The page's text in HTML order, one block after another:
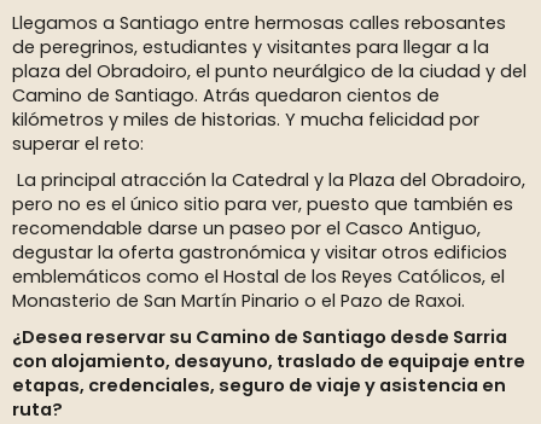
Llegamos a Santiago entre hermosas calles rebosantes
de peregrinos, estudiantes y visitantes para llegar a la
plaza del Obradoiro, el punto neurálgico de la ciudad y del
Camino de Santiago. Atrás quedaron cientos de
kilómetros y miles de historias. Y mucha felicidad por
superar el reto:
La principal atracción la Catedral y la Plaza del Obradoiro,
pero no es el único sitio para ver, puesto que también es
recomendable darse un paseo por el Casco Antiguo,
degustar la oferta gastronómica y visitar otros edificios
emblemáticos como el Hostal de los Reyes Católicos, el
Monasterio de San Martín Pinario o el Pazo de Raxoi.
¿Desea reservar su Camino de Santiago desde Sarria
con alojamiento, desayuno, traslado de equipaje entre
etapas, credenciales, seguro de viaje y asistencia en
ruta?